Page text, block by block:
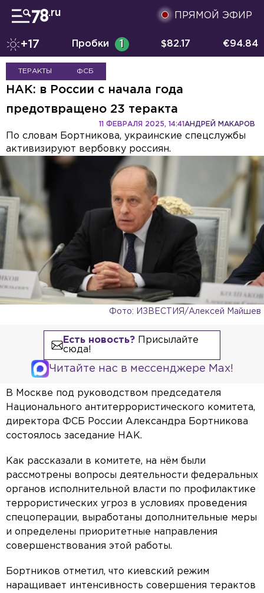
ПРЯМОЙ ЭФИР
+17 Пробки 1 $82.17 €94.84
ТЕРАКТЫ ФСБ
НАК: в России с начала года
предотвращено 23 теракта
АНДРЕЙ МАКАРОВ
11 ФЕВРАЛЯ 2025, 14:41
По словам Бортникова, украинские спецслужбы
активизируют вербовку россиян.
Фото: ИЗВЕСТИЯ/Алексей Майшев
Есть новость?Присылайте
сюда!
Читайте нас в мессенджере Max!
В Москве под руководством председателя
Национального антитеррористического комитета,
директора ФСБ России Александра Бортникова
состоялось заседание НАК.
Как рассказали в комитете, на нём были
рассмотрены вопросы деятельности федеральных
органов исполнительной власти по профилактике
террористических угроз в условиях проведения
спецоперации, выработаны дополнительные меры
и определены приоритетные направления
совершенствования этой работы.
Бортников отметил, что киевский режим
наращивает интенсивность совершения терактов